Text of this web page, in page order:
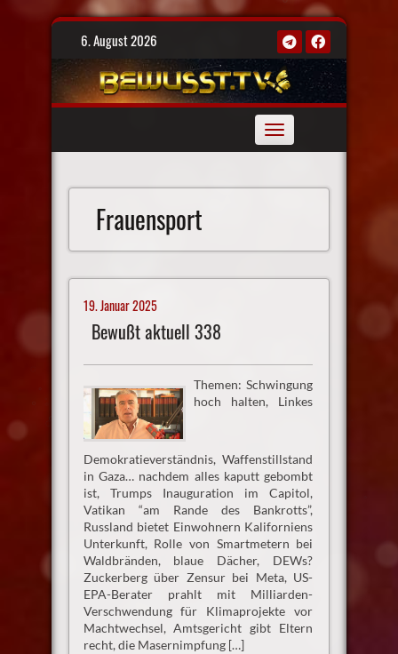
Skip
6. August 2026
Toggle
navigation
Frauensport
19. Januar 2025
Bewußt aktuell 338
Themen: Schwingung
hoch halten, Linkes
Demokratieverständnis, Waffenstillstand
in Gaza… nachdem alles kaputt gebombt
ist, Trumps Inauguration im Capitol,
Vatikan “am Rande des Bankrotts”,
Russland bietet Einwohnern Kaliforniens
Unterkunft, Rolle von Smartmetern bei
Waldbränden, blaue Dächer, DEWs?
Zuckerberg über Zensur bei Meta, US-
EPA-Berater prahlt mit Milliarden-
Verschwendung für Klimaprojekte vor
Machtwechsel, Amtsgericht gibt Eltern
recht, die Masernimpfung […]